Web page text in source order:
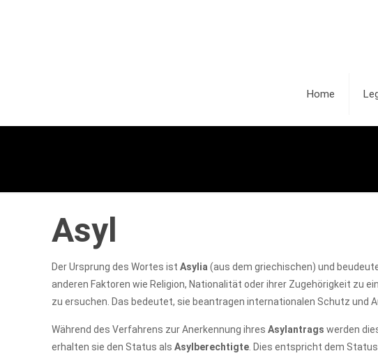
Home
Asyl
Der Ursprung des Wortes istAsylia(aus dem griechischen) und
anderen Faktoren wie Religion, Nationalität oder ihrer Zugehörigkeit zu
zu ersuchen. Das bedeutet, sie beantragen internationalen Schutz und
Während des Verfahrens zur Anerkennung ihresAsylantragswerden
erhalten sie den Status alsAsylberechtigte . Dies entspricht dem